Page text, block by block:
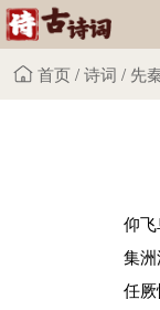
首页/诗词 / 先
仰飞
集洲
任厥